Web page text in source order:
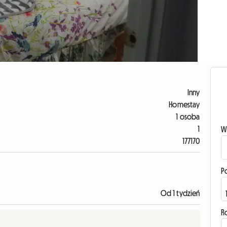
Inny
Homestay
1 osoba
1
177170
Od 1 tydzień